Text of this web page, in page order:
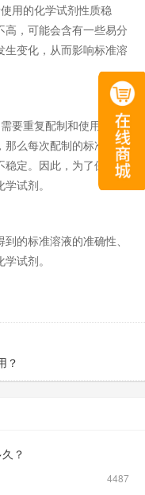
用的化学试剂性质稳
，可能会含有一些易分
变化，从而影响标准溶
要重复配制和使用标准
那么每次配制的标准溶液
稳定。因此，为了保证实
试剂。
的标准溶液的准确性、
试剂。
？
？
4487